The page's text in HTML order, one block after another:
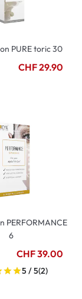
PURE toric 30
CHF 29.90
PERFORMANCE
6
CHF 39.00
5 / 5(2)